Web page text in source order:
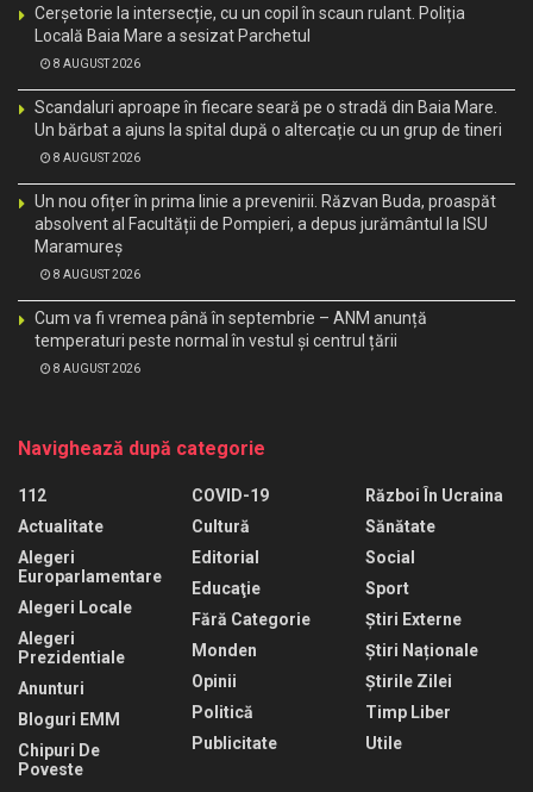
Cerșetorie la intersecție, cu un copil în scaun rulant. Poliția
Locală Baia Mare a sesizat Parchetul
8 AUGUST 2026
Scandaluri aproape în fiecare seară pe o stradă din Baia Mare.
Un bărbat a ajuns la spital după o altercație cu un grup de tineri
8 AUGUST 2026
Un nou ofițer în prima linie a prevenirii. Răzvan Buda, proaspăt
absolvent al Facultății de Pompieri, a depus jurământul la ISU
Maramureș
8 AUGUST 2026
Cum va fi vremea până în septembrie – ANM anunță
temperaturi peste normal în vestul și centrul țării
8 AUGUST 2026
Navighează după categorie
112
Actualitate
Alegeri
Europarlamentare
Alegeri Locale
Alegeri
Prezidentiale
Anunturi
Bloguri EMM
Chipuri De
Poveste
COVID-19
Cultură
Editorial
Educaţie
Fără Categorie
Monden
Opinii
Politică
Publicitate
Război În Ucraina
Sănătate
Social
Sport
Știri Externe
Știri Naționale
Știrile Zilei
Timp Liber
Utile